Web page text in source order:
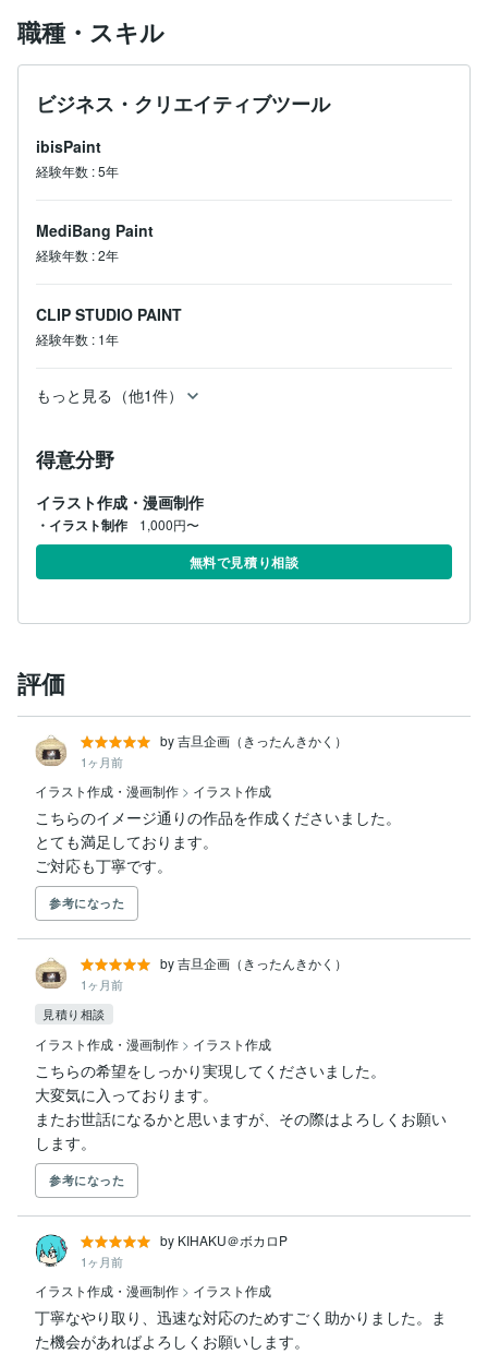
職種・スキル
ビジネス・クリエイティブツール
ibisPaint
経験年数 :5年
MediBang Paint
経験年数 :2年
CLIP STUDIO PAINT
経験年数 : 1年
もっと見る（他1件）
得意分野
イラスト作成・漫画制作
・イラスト制作 1,000円〜
無料で見積り相談
評価
by 吉旦企画（きったんきかく）
1ヶ月前
イラスト作成・漫画制作 > イラスト作成
こちらのイメージ通りの作品を作成くださいました。
とても満足しております。
ご対応も丁寧です。
参考になった
by 吉旦企画（きったんきかく）
1ヶ月前
見積り相談
イラスト作成・漫画制作 > イラスト作成
こちらの希望をしっかり実現してくださいました。
大変気に入っております。
またお世話になるかと思いますが、その際はよろしくお願い
します。
参考になった
by KIHAKU＠ボカロP
1ヶ月前
イラスト作成・漫画制作 > イラスト作成
丁寧なやり取り、迅速な対応のためすごく助かりました。ま
た機会があればよろしくお願いします。